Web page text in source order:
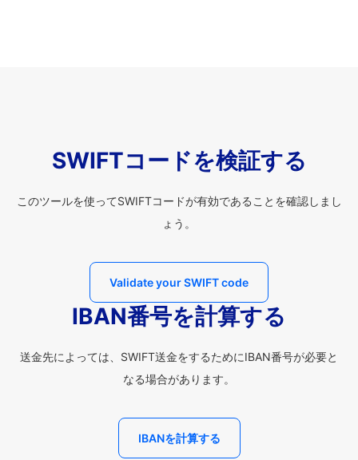
SWIFTコードを検証する
このツールを使ってSWIFTコードが有効であることを確認しまし
ょう。
Validate your SWIFT code
IBAN番号を計算する
送金先によっては、SWIFT送金をするためにIBAN番号が必要と
なる場合があります。
IBANを計算する